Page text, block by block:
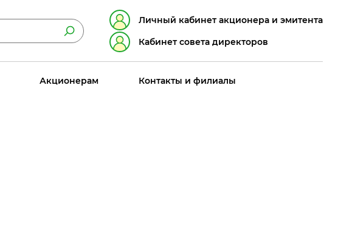
Личный кабинет акционера и эмитента
Кабинет совета директоров
Акционерам Контакты и филиалы